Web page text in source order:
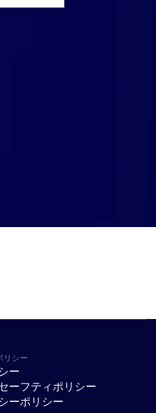
リシー
ー
ーフティポリシー
ーポリシー